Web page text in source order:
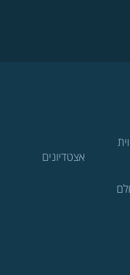
אצטדיונים